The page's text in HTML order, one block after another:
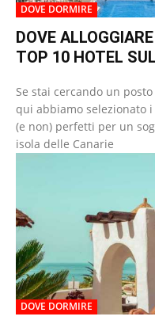
DOVE DORMIRE
DOVE
TOP 10 HOTEL
Se stai cercando un
qui abbiamo selezionato
(e non) perfetti per un
isola delle Canarie
DOVE DORMIRE